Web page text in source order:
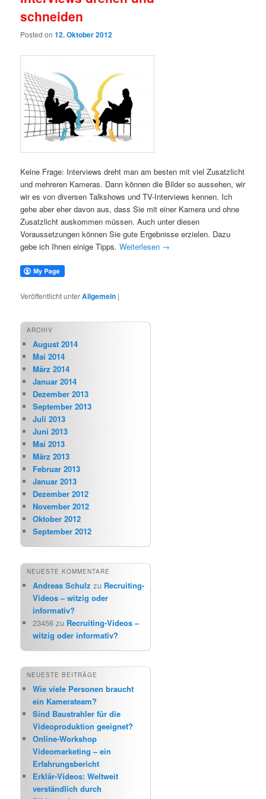
schneiden
Posted on12. Oktober 2012
Keine Frage: Interviews dreht man am besten mit viel Zusatzlicht
und mehreren Kameras. Dann können die Bilder so aussehen, wir
wir es von diversen Talkshows und TV-Interviews kennen. Ich
gehe aber eher davon aus, dass Sie mit einer Kamera und ohne
Zusatzlicht auskommen müssen. Auch unter diesen
Voraussetzungen können Sie gute Ergebnisse erzielen. Dazu
gebe ich Ihnen einige Tipps.Weiterlesen →
Veröffentlicht unterAllgemein |
ARCHIV
August 2014
Mai 2014
März 2014
Januar 2014
Dezember 2013
September 2013
Juli 2013
Juni 2013
Mai 2013
März 2013
Februar 2013
Januar 2013
Dezember 2012
November 2012
Oktober 2012
September 2012
NEUESTE KOMMENTARE
Andreas Schulz zu Recruiting-
Videos – witzig oder
informativ?
23456 zu Recruiting-Videos –
witzig oder informativ?
NEUESTE BEITRÄGE
Wie viele Personen braucht
ein Kamerateam?
Sind Baustrahler für die
Videoproduktion geeignet?
Online-Workshop
Videomarketing – ein
Erfahrungsbericht
Erklär-Videos: Weltweit
verständlich durch